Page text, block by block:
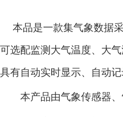
本品是一款集气象数据
可选配监测大气温度、大
具有自动实时显示、自动
本产品由气象传感器